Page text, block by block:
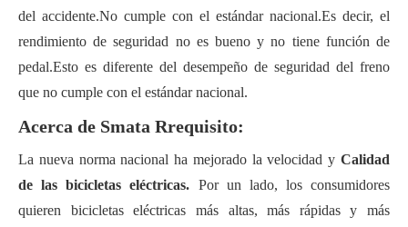
del accidente.No cumple con el estándar nacional.Es decir, el
rendimiento de seguridad no es bueno y no tiene función de
pedal.Esto es diferente del desempeño de seguridad del freno
que no cumple con el estándar nacional.
Acerca de Smata Rrequisito:
La nueva norma nacional ha mejorado la velocidad y Calidad
de las bicicletas eléctricas. Por un lado, los consumidores
quieren bicicletas eléctricas más altas, más rápidas y más